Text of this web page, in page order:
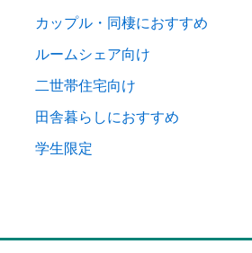
カップル・同棲におすすめ
ルームシェア向け
二世帯住宅向け
田舎暮らしにおすすめ
学生限定